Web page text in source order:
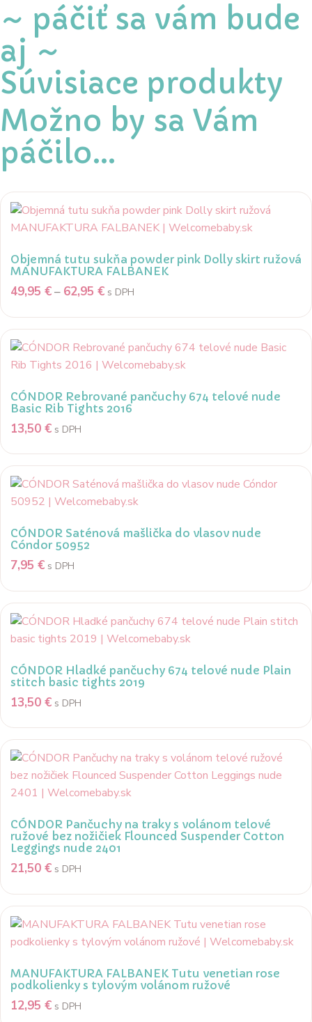
~ páčiť sa vám bude
aj ~
Súvisiace produkty
Možno by sa Vám
páčilo…
Objemná tutu sukňa powder pink Dolly skirt ružová
MANUFAKTURA FALBANEK
49,95 €– 62,95 € s DPH
CÓNDOR Rebrované pančuchy 674 telové nude
Basic Rib Tights 2016
13,50 € s DPH
CÓNDOR Saténová mašlička do vlasov nude
Cóndor 50952
7,95 € s DPH
CÓNDOR Hladké pančuchy 674 telové nude Plain
stitch basic tights 2019
13,50 € s DPH
CÓNDOR Pančuchy na traky s volánom telové
ružové bez nožičiek Flounced Suspender Cotton
Leggings nude 2401
21,50 € s DPH
MANUFAKTURA FALBANEK Tutu venetian rose
podkolienky s tylovým volánom ružové
12,95 € s DPH